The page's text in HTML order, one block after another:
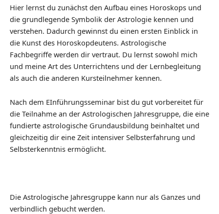
Hier lernst du zunächst den Aufbau eines Horoskops und
die grundlegende Symbolik der Astrologie kennen und
verstehen. Dadurch gewinnst du einen ersten Einblick in
die Kunst des Horoskopdeutens. Astrologische
Fachbegriffe werden dir vertraut. Du lernst sowohl mich
und meine Art des Unterrichtens und der Lernbegleitung
als auch die anderen Kursteilnehmer kennen.
Nach dem EInführungsseminar bist du gut vorbereitet für
die Teilnahme an der Astrologischen Jahresgruppe, die eine
fundierte astrologische Grundausbildung beinhaltet und
gleichzeitig dir eine Zeit intensiver Selbsterfahrung und
Selbsterkenntnis ermöglicht.
Die Astrologische Jahresgruppe kann nur als Ganzes und
verbindlich gebucht werden.